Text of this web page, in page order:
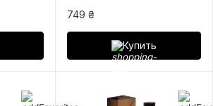
749 ₴
Купить